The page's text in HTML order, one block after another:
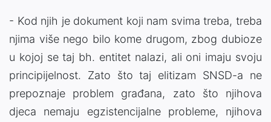
- Kod njih je dokument koji nam svima treba, treba
njima više nego bilo kome drugom, zbog dubioze
u kojoj se taj bh. entitet nalazi, ali oni imaju svoju
principijelnost. Zato što taj elitizam SNSD-a ne
prepoznaje problem građana, zato što njihova
djeca nemaju egzistencijalne probleme, njihova